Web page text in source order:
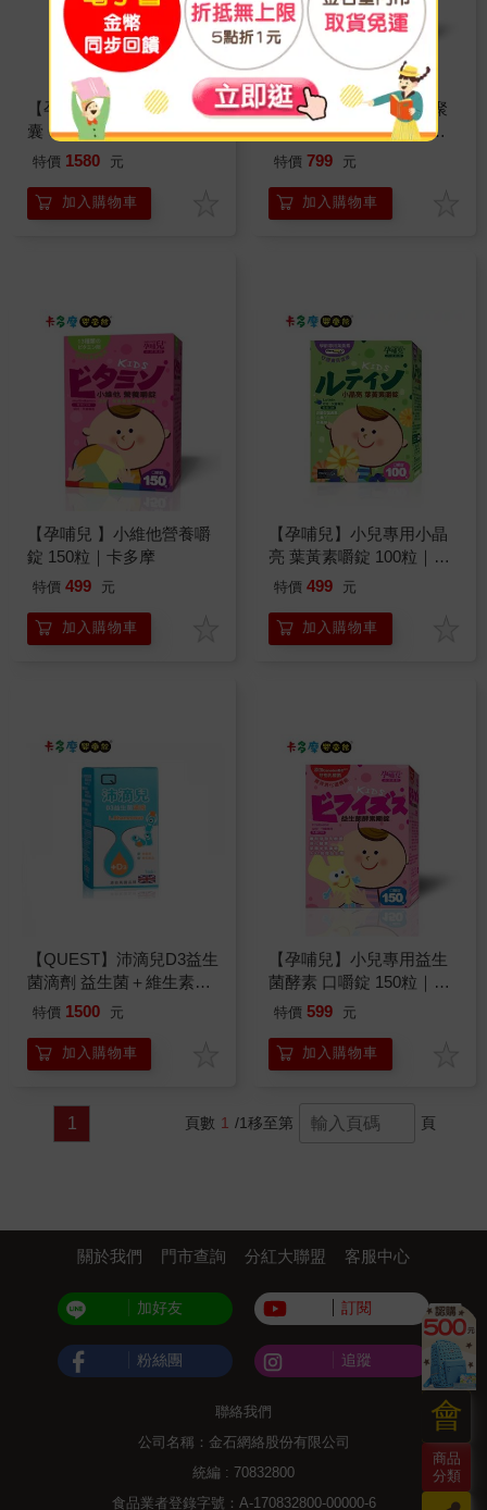
【孕哺兒】 寶貝真珠粉膠
囊 60顆｜卡多摩
特價 1580 元
加入購物車
【孕哺兒】小兒專用葡聚
多醣體 口嚼錠150粒｜卡
多摩
特價 799 元
加入購物車
【孕哺兒 】小維他營養嚼
錠 150粒｜卡多摩
特價 499 元
加入購物車
【孕哺兒】小兒專用小晶
亮 葉黃素嚼錠 100粒｜卡
多摩
特價 499 元
加入購物車
【QUEST】沛滴兒D3益生
菌滴劑 益生菌＋維生素D
｜卡多摩
特價 1500 元
加入購物車
【孕哺兒】小兒專用益生
菌酵素 口嚼錠 150粒｜卡
多摩
特價 599 元
加入購物車
1 頁數 1 /1移至第 頁
商品
分類
會
關於我們 門市查詢 分紅大聯盟 客服中心
加好友 訂閱
粉絲團 追蹤
聯絡我們
公司名稱：金石網絡股份有限公司
統編 : 70832800
食品業者登錄字號：A-170832800-00000-6